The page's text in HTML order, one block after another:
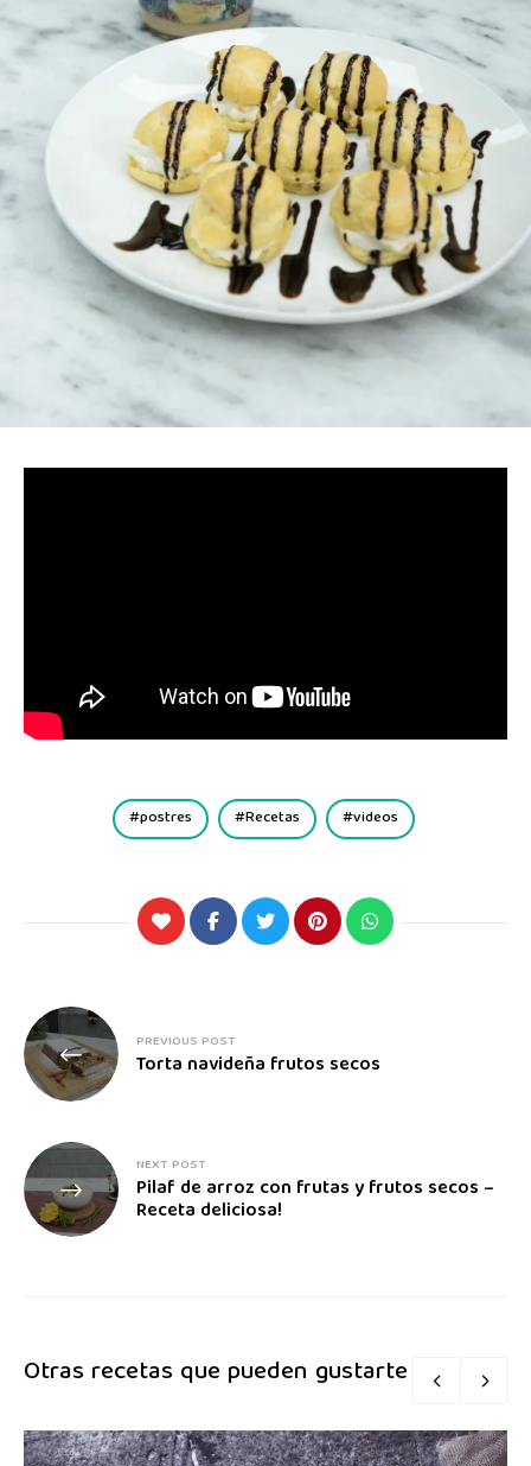
postres Recetas videos
PREVIOUS POST
Torta navideña frutos secos
NEXT POST
Pilaf de arroz con frutas y frutos secos –
Receta deliciosa!
Otras recetas que pueden gustarte